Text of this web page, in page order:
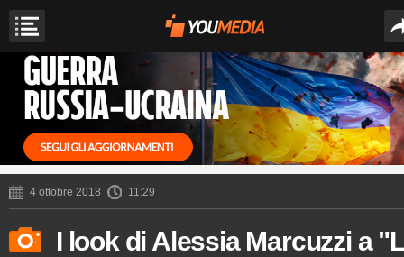
4 ottobre 2018 11:29
I look di Alessia Marcuzzi a